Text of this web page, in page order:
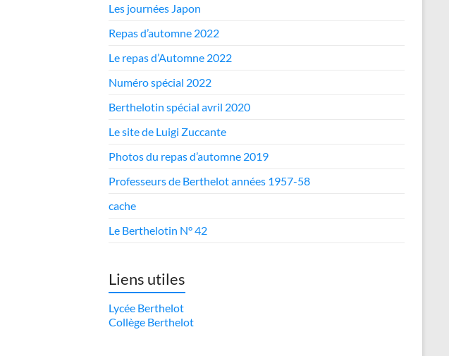
Les journées Japon
Repas d’automne 2022
Le repas d’Automne 2022
Numéro spécial 2022
Berthelotin spécial avril 2020
Le site de Luigi Zuccante
Photos du repas d’automne 2019
Professeurs de Berthelot années 1957-58
cache
Le Berthelotin N° 42
Liens utiles
Lycée Berthelot
Collège Berthelot